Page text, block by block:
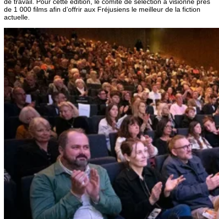
de travail. Pour cette édition, le comité de sélection a visionné près
de 1 000 films afin d’offrir aux Fréjusiens le meilleur de la fiction
actuelle.